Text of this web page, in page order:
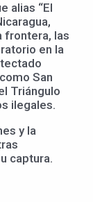
alias “El
frontera, las
en la
San
Triángulo
ilegales.
y la
captura.